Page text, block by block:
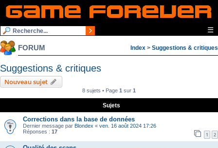
☰
FORUM Index > Suggestions & critiques
Suggestions & critiques
Nouveau sujet
8 sujets • Page 1 sur 1
Sujets
Corrections dans la base de données
Dernier message par Blondex « ven. 16 août 2024 17:26
Réponses : 17 1 2